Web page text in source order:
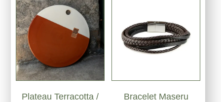
Plateau Terracotta /
Bracelet Maseru